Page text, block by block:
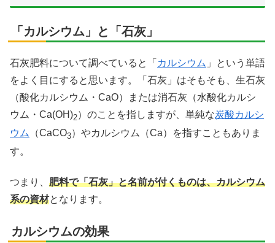
「カルシウム」と「石灰」
石灰肥料について調べていると「 カルシウム 」という単語
をよく目にすると思います。「石灰」はそもそも、生石灰
（酸化カルシウム・CaO）または消石灰（水酸化カルシ
ウム・Ca(OH)2）のことを指しますが、単純な炭酸カルシ
ウム
（CaCO3）やカルシウム（Ca）を指すこともありま
す。
つまり、 肥料で「石灰」と名前が付くものは、カルシウム
系の資材となります。
カルシウムの効果